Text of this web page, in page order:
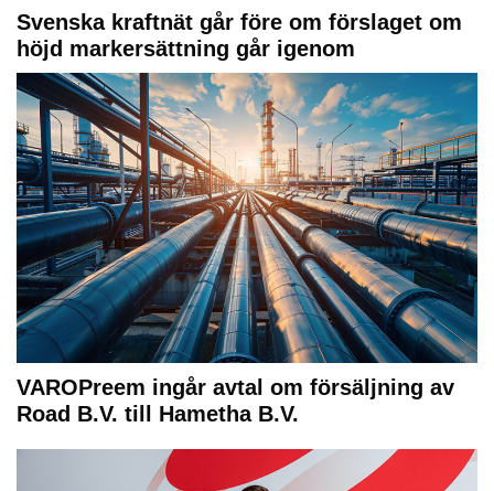
Svenska kraftnät går före om förslaget om
höjd markersättning går igenom
VAROPreem ingår avtal om försäljning av
Road B.V. till Hametha B.V.